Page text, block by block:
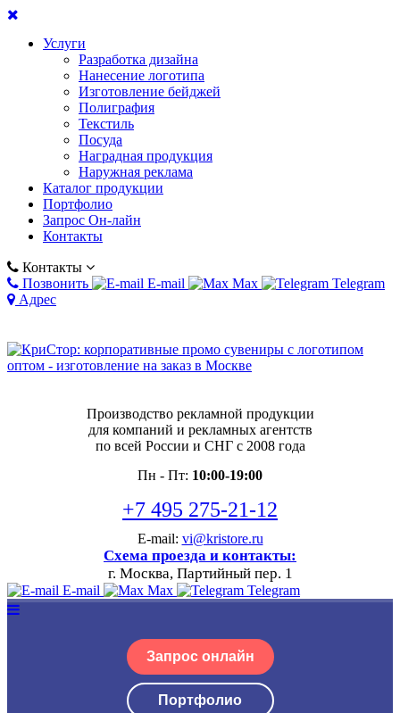
Услуги
Разработка дизайна
Нанесение логотипа
Изготовление бейджей
Полиграфия
Текстиль
Посуда
Наградная продукция
Наружная реклама
Каталог продукции
Портфолио
Запрос Он-лайн
Контакты
Контакты
Позвонить
E-mail Max
Telegram
Адрес
Производство рекламной продукции
для компаний и рекламных агентств
по всей России и СНГ с 2008 года
Пн - Пт: 10:00-19:00
+7 495 275-21-12
E-mail: vi@kristore.ru
Схема проезда и контакты:
г. Москва, Партийный пер. 1
E-mail Max Telegram
Запрос онлайн
Портфолио